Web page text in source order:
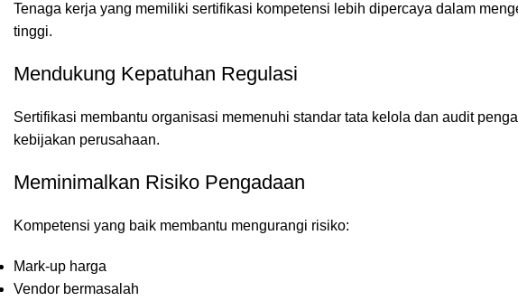
Tenaga kerja yang memiliki sertifikasi kompetensi lebih dipercaya dalam
tinggi.
Mendukung Kepatuhan Regulasi
Sertifikasi membantu organisasi memenuhi standar tata kelola dan audit
kebijakan perusahaan.
Meminimalkan Risiko Pengadaan
Kompetensi yang baik membantu mengurangi risiko:
Mark-up harga
Vendor bermasalah